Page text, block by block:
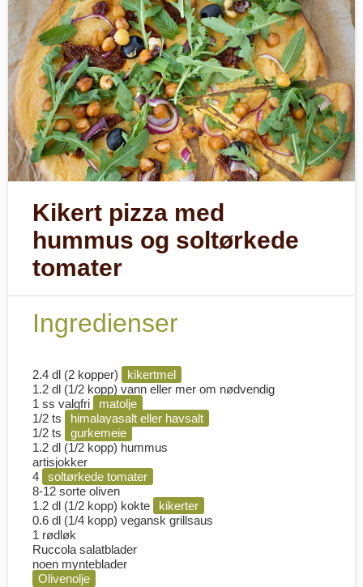
Kikert pizza med
hummus og soltørkede
tomater
Ingredienser
2.4 dl (2 kopper)
kikertmel
1.2 dl (1/2 kopp) vann eller mer om nødvendig
1 ss valgfri
matolje
1/2 ts
himalayasalt eller havsalt
1/2 ts
gurkemeie
1.2 dl (1/2 kopp) hummus
artisjokker
4
soltørkede tomater
8-12 sorte oliven
1.2 dl (1/2 kopp) kokte
kikerter
0.6 dl (1/4 kopp) vegansk grillsaus
1 rødløk
Ruccola salatblader
noen mynteblader
Olivenolje